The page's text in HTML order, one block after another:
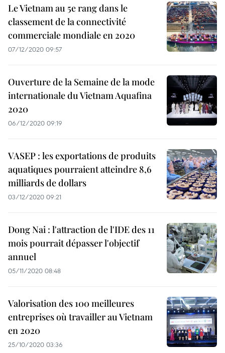
Le Vietnam au 5e rang dans le
classement de la connectivité
commerciale mondiale en 2020
07/12/2020 09:57
Ouverture de la Semaine de la mode
internationale du Vietnam Aquafina
2020
06/12/2020 09:19
VASEP : les exportations de produits
aquatiques pourraient atteindre 8,6
milliards de dollars
03/12/2020 09:21
Dong Nai : l'attraction de l'IDE des 11
mois pourrait dépasser l'objectif
annuel
05/11/2020 08:48
Valorisation des 100 meilleures
entreprises où travailler au Vietnam
en 2020
25/10/2020 03:36